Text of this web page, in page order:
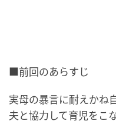
■前回のあらすじ
実母の暴言に耐えかね
夫と協力して育児をこ